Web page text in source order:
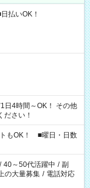
払いOK！
間～OK！ その他
ださい！
もOK！ ■曜日・日数
/ 40～50代活躍中 / 副
の大量募集 / 電話対応